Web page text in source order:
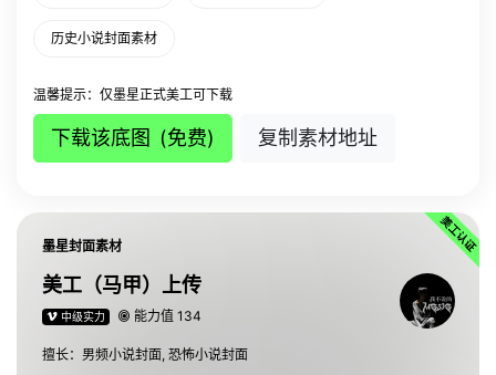
历史小说封面素材
温馨提示：仅墨星正式美工可下载
下载该底图 (免费) 复制素材地址
墨星封面素材
美工（马甲）上传
中级实力 能力值 134
擅长：男频小说封面, 恐怖小说封面
该美工上传了小说封面素材图 素材ID:45187